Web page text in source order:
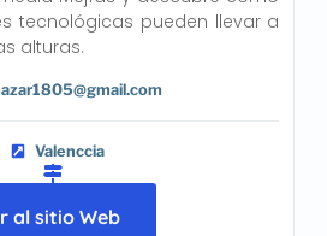
tecnológicas pueden llevar a
alturas.
Valenccia
al sitio Web